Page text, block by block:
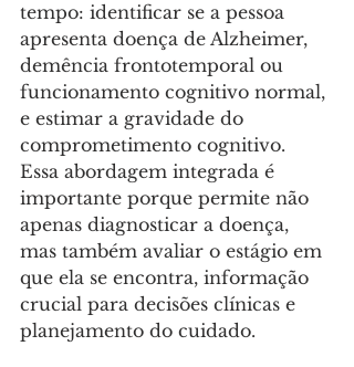
tempo: identificar se a pessoa
apresenta doença de Alzheimer,
demência frontotemporal ou
funcionamento cognitivo normal,
e estimar a gravidade do
comprometimento cognitivo.
Essa abordagem integrada é
importante porque permite não
apenas diagnosticar a doença,
mas também avaliar o estágio em
que ela se encontra, informação
crucial para decisões clínicas e
planejamento do cuidado.